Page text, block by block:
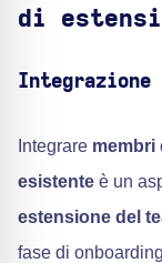
di
Integrazione
Integrare membri
esistente è un
estensione del
fase di